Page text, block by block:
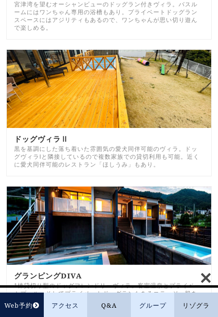
Web予約 アクセス Q&A グループ リゾグラ
宮津湾を望むオーシャンビューのドッグラン付きヴィラ。バスル
ームにはワンちゃん専用の浴槽もあり。プライベートドッグラン
スペースにはアジリティもあるので、ワンちゃんが思い切り遊ん
で楽しめる。
ドッグヴィラⅡ
黒を基調にした落ち着いた雰囲気の愛犬同伴可能のヴィラ。ドッ
グヴィラⅠと隣接しているので複数家族での貸切利用も可能。近く
に愛犬同伴可能のレストラン「ほしうみ」もあり。
グランピングDIVA
1棟貸切り型のドッグフレンドリーヴィラ。客室温泉とプライベー
トプール、そしてプライベートドッグランもあるコテージ。肌あ
たりの優しい銀温泉を配しているので、子連れの愛犬家にも高評
価。